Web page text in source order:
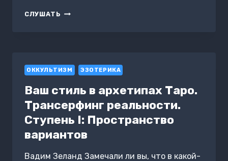
СЛУШАТЬ МАГИ
ОКТЯБРЬСКОЙ
ОККУЛЬТИЗМ ЭЗОТЕРИКА
Ваш стиль в архетипах Таро.
Трансерфинг реальности.
Ступень I: Пространство
вариантов
Вадим Зеланд Замечали ли вы, что в какой-